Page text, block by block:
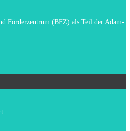
Förderzentrum (BFZ) als Teil der Adam-